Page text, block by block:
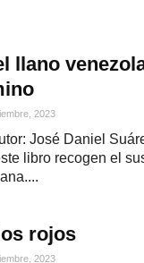
llano
2023
José Daniel
libro recogen el
rojos
2023